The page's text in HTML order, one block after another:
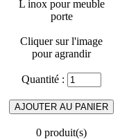
Cliquer sur l'image
pour agrandir
Quantité :
0 produit(s)